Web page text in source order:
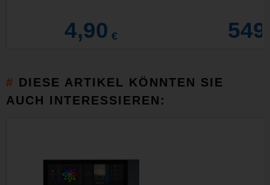
4,90 €
DIESE ARTIKEL KÖNNTEN SIE
AUCH INTERESSIEREN: